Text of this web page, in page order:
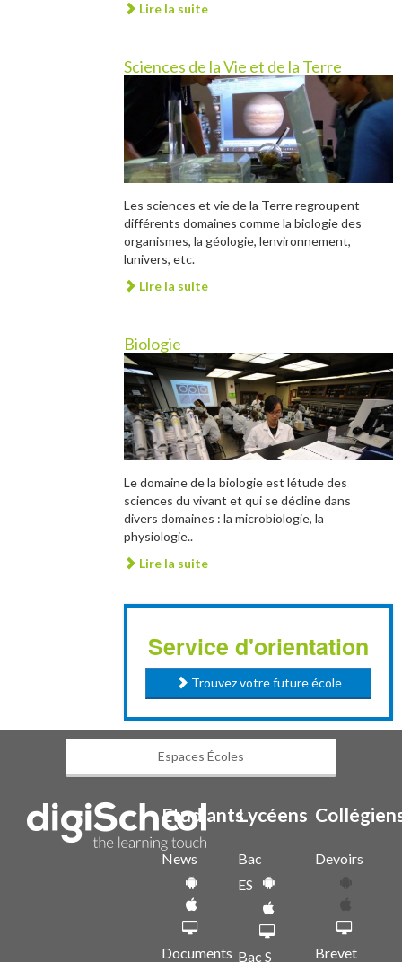
Lire la suite
Sciences de la Vie et de la Terre
Les sciences et vie de la Terre regroupent
différents domaines comme la biologie des
organismes, la géologie, lenvironnement,
lunivers, etc.
Lire la suite
Biologie
Le domaine de la biologie est létude des
sciences du vivant et qui se décline dans
divers domaines : la microbiologie, la
physiologie..
Lire la suite
Service d'orientation
Trouvez votre future école
Espaces Écoles
Etudiants
News
Documents
Lycéens
Bac
ES
Bac S
Devoirs
Brevet